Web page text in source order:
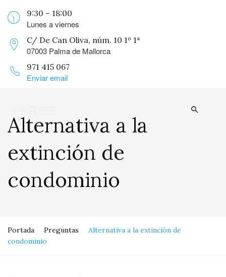
9:30 – 18:00
Lunes a viernes
C/ De Can Oliva, núm. 10 1º 1ª
07003 Palma de Mallorca
971 415 067
Enviar email
Alternativa a la
extinción de
condominio
Portada Preguntas
Alternativa a la extinción de
condominio